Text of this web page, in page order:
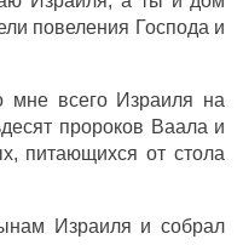
повеления Господа и
мне всего Израиля на
пророков Ваала и
питающихся от стола
Израиля и собрал